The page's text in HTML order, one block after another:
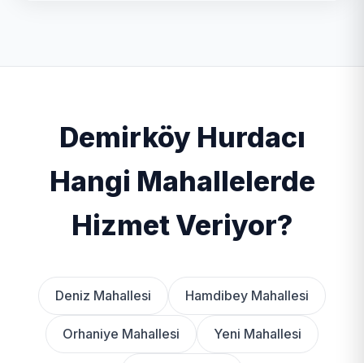
Demirköy Hurdacı
Hangi Mahallelerde
Hizmet Veriyor?
Deniz Mahallesi Hamdibey Mahallesi
Orhaniye Mahallesi Yeni Mahallesi